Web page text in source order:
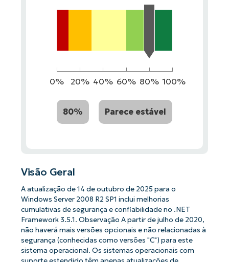
0% 20% 40% 60% 80% 100%
80% Parece estável
Visão Geral
A atualização de 14 de outubro de 2025 para o
Windows Server 2008 R2 SP1 inclui melhorias
cumulativas de segurança e confiabilidade no .NET
Framework 3.5.1. Observação A partir de julho de 2020,
não haverá mais versões opcionais e não relacionadas à
segurança (conhecidas como versões "C") para este
sistema operacional. Os sistemas operacionais com